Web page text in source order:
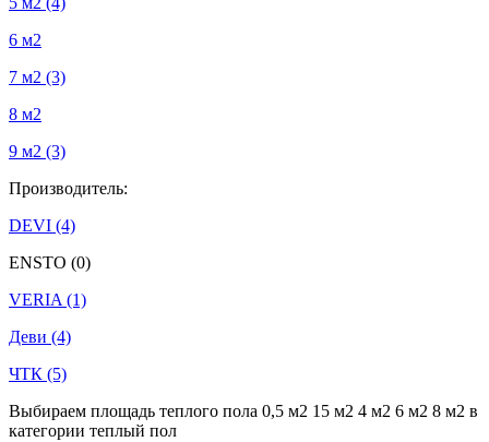
6 м2
7 м2 (3)
8 м2
9 м2 (3)
Производитель:
DEVI (4)
ENSTO (0)
VERIA(1)
Деви (4)
ЧТК (5)
Выбираем площадь теплого пола 0,5 м2 15 м2 4 м2 6 м2 8 м2 в
категории теплый пол